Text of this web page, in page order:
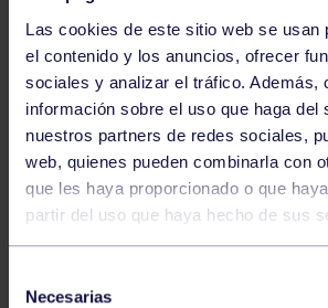
Las cookies de este sitio web se usan
el contenido y los anuncios, ofrecer
sociales y analizar el tráfico. Además,
información sobre el uso que haga del
nuestros partners de redes sociales,
web, quienes pueden combinarla con
que les haya proporcionado o que
partir del uso que haya hecho de sus
Necesarias
Baloncesto
ÚLTIMOS RESULTADOS DE